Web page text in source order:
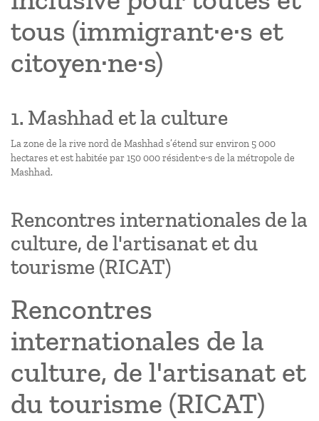
tous (immigrant·e·s et
citoyen·ne·s)
1. Mashhad et la culture
La zone de la rive nord de Mashhad s’étend sur environ 5 000
hectares et est habitée par 150 000 résident·e·s de la métropole de
Mashhad.
Rencontres internationales de la
culture, de l'artisanat et du
tourisme (RICAT)
Rencontres
internationales de la
culture, de l'artisanat et
du tourisme (RICAT)